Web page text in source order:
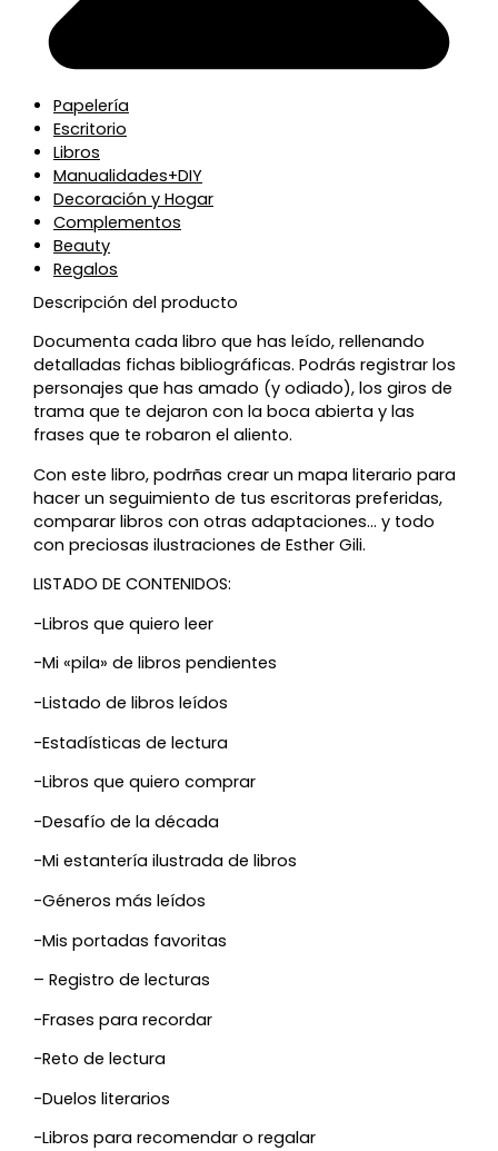
Papelería
Escritorio
Libros
Manualidades+DIY
Decoración y Hogar
Complementos
Beauty
Regalos
Descripción del producto
Documenta cada libro que has leído, rellenando
detalladas fichas bibliográficas. Podrás registrar los
personajes que has amado (y odiado), los giros de
trama que te dejaron con la boca abierta y las
frases que te robaron el aliento.
Con este libro, podrñas crear un mapa literario para
hacer un seguimiento de tus escritoras preferidas,
comparar libros con otras adaptaciones… y todo
con preciosas ilustraciones de Esther Gili.
LISTADO DE CONTENIDOS:
-Libros que quiero leer
-Mi «pila» de libros pendientes
-Listado de libros leídos
-Estadísticas de lectura
-Libros que quiero comprar
-Desafío de la década
-Mi estantería ilustrada de libros
-Géneros más leídos
-Mis portadas favoritas
– Registro de lecturas
-Frases para recordar
-Reto de lectura
-Duelos literarios
-Libros para recomendar o regalar